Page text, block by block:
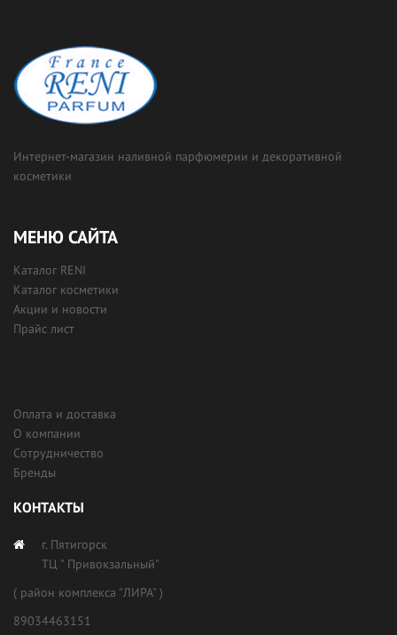
Интернет-магазин наливной парфюмерии и декоративной
косметики
МЕНЮ САЙТА
Каталог RENI
Каталог косметики
Акции и новости
Прайс лист
Оплата и доставка
О компании
Сотрудничество
Бренды
КОНТАКТЫ
г. Пятигорск
ТЦ " Привокзальный"
( район комплекса "ЛИРА" )
89034463151